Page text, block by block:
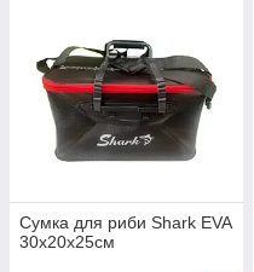
Сумка для риби Shark EVA
30x20x25см